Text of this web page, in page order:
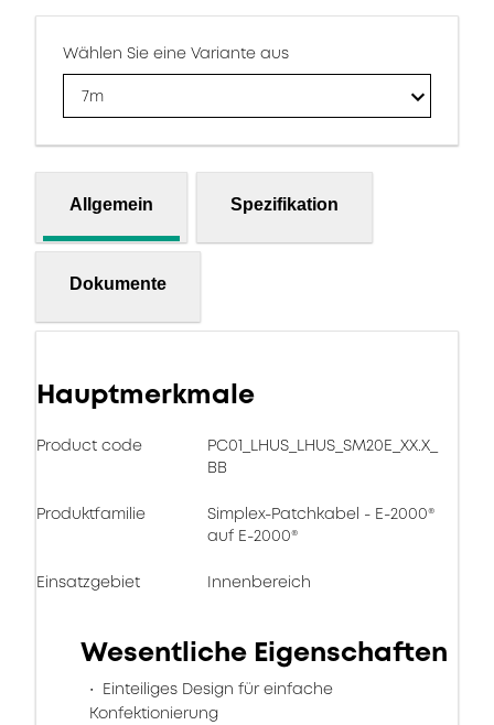
Wählen Sie eine Variante aus
7m
Allgemein Spezifikation
Dokumente
Hauptmerkmale
Product code
PC01_LHUS_LHUS_SM20E_XX.X_
BB
Produktfamilie
Simplex-Patchkabel - E-2000®
auf E-2000®
Einsatzgebiet Innenbereich
Wesentliche Eigenschaften
Einteiliges Design für einfache
Konfektionierung